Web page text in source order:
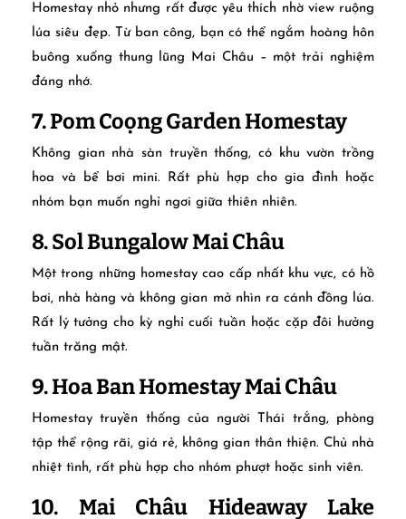
Homestay nhỏ nhưng rất được yêu thích nhờ view ruộng
lúa siêu đẹp. Từ ban công, bạn có thể ngắm hoàng hôn
buông xuống thung lũng Mai Châu – một trải nghiệm
đáng nhớ.
7. Pom Coọng Garden Homestay
Không gian nhà sàn truyền thống, có khu vườn trồng
hoa và bể bơi mini. Rất phù hợp cho gia đình hoặc
nhóm bạn muốn nghỉ ngơi giữa thiên nhiên.
8. Sol Bungalow Mai Châu
Một trong những homestay cao cấp nhất khu vực, có hồ
bơi, nhà hàng và không gian mở nhìn ra cánh đồng lúa.
Rất lý tưởng cho kỳ nghỉ cuối tuần hoặc cặp đôi hưởng
tuần trăng mật.
9. Hoa Ban Homestay Mai Châu
Homestay truyền thống của người Thái trắng, phòng
tập thể rộng rãi, giá rẻ, không gian thân thiện. Chủ nhà
nhiệt tình, rất phù hợp cho nhóm phượt hoặc sinh viên.
10. Mai Châu Hideaway Lake